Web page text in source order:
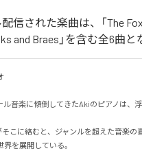
された楽曲は、「The
and Braes」を含む全6曲
音楽に傾倒してきたAkiのピアノは、
こに絡むと、ジャンルを超えた音楽の
を展開している。